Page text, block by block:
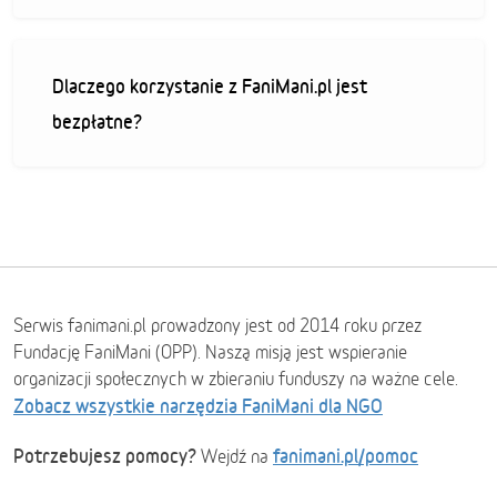
Dlaczego korzystanie z FaniMani.pl jest
bezpłatne?
Serwis fanimani.pl prowadzony jest od 2014 roku przez
Fundację FaniMani (OPP). Naszą misją jest wspieranie
organizacji społecznych w zbieraniu funduszy na ważne cele.
Zobacz wszystkie narzędzia FaniMani dla NGO
Potrzebujesz pomocy? Wejdź na fanimani.pl/pomoc